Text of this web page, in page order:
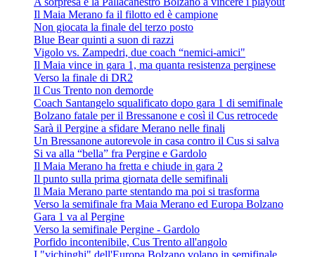
Il Maia Merano fa il filotto ed è campione
Non giocata la finale del terzo posto
Blue Bear quinti a suon di razzi
Vigolo vs. Zampedri, due coach “nemici-amici"
Il Maia vince in gara 1, ma quanta resistenza perginese
Verso la finale di DR2
Il Cus Trento non demorde
Coach Santangelo squalificato dopo gara 1 di semifinale
Bolzano fatale per il Bressanone e così il Cus retrocede
Sarà il Pergine a sfidare Merano nelle finali
Un Bressanone autorevole in casa contro il Cus si salva
Si va alla “bella” fra Pergine e Gardolo
Il Maia Merano ha fretta e chiude in gara 2
Il punto sulla prima giornata delle semifinali
Il Maia Merano parte stentando ma poi si trasforma
Verso la semifinale fra Maia Merano ed Europa Bolzano
Gara 1 va al Pergine
Verso la semifinale Pergine - Gardolo
Porfido incontenibile, Cus Trento all'angolo
I "vichinghi" dell'Europa Bolzano volano in semifinale